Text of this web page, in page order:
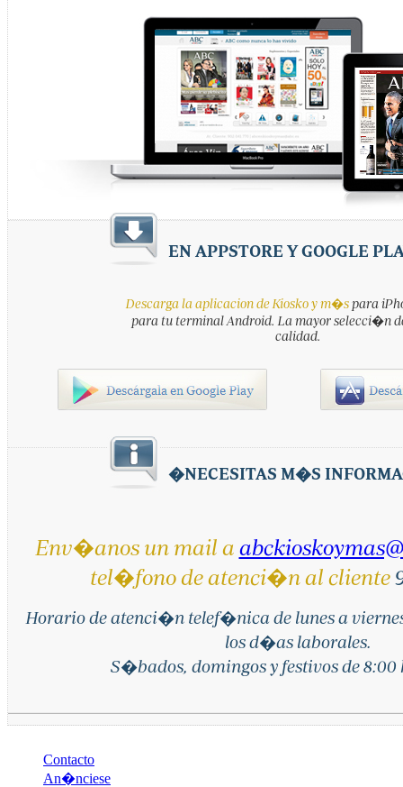
EN APPSTORE Y GOOGLE
Descarga la aplicacion de Kiosko y m�spara
para tu terminal Android. La mayor selecci�n
calidad.
�NECESITAS M�S
Env�anos un mail a
tel�fono de atenci�n al cliente
Horario de atenci�n telef�nica de lunes a
los d�as laborales.
S�bados, domingos y festivos de 8:00
Contacto
An�nciese